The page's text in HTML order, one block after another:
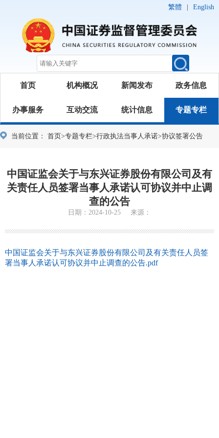
繁體 English
首页 机构概况 新闻发布 政务信息
办事服务 互动交流 统计信息 专题专栏
当前位置： 首页>专题专栏>行政执法当事人承诺>协议签署公告
中国证监会关于与东兴证券股份有限公司及有
关责任人员签署当事人承诺认可协议并中止调
查的公告
日期：2024-10-25 来源：
中国证监会关于与东兴证券股份有限公司及有关责任人员签
署当事人承诺认可协议并中止调查的公告.pdf